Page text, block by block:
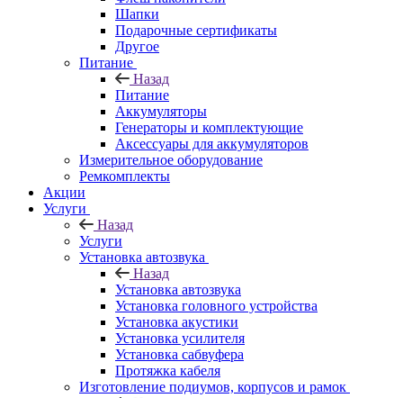
Шапки
Подарочные сертификаты
Другое
Питание
Назад
Питание
Аккумуляторы
Генераторы и комплектующие
Аксессуары для аккумуляторов
Измерительное оборудование
Ремкомплекты
Акции
Услуги
Назад
Услуги
Установка автозвука
Назад
Установка автозвука
Установка головного устройства
Установка акустики
Установка усилителя
Установка сабвуфера
Протяжка кабеля
Изготовление подиумов, корпусов и рамок